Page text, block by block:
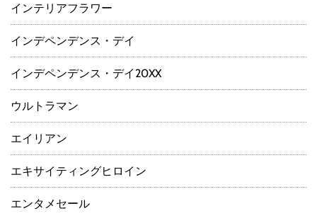
インテリアフラワー
インデペンデンス・デイ
インデペンデンス・デイ20XX
ウルトラマン
エイリアン
エキサイティングヒロイン
エンタメセール